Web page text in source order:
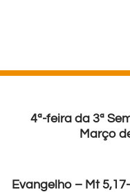
4ª-feira da 3ª
Março
Evangelho – Mt